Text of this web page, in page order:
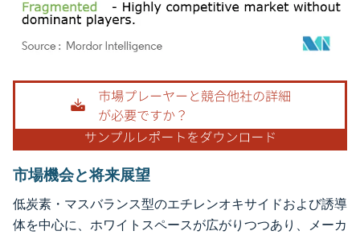
画像 © Mordor Intelligence。再利用にはCC BY 4.0の表示が必要です。
市場機会と将来展望
低炭素・マスバランス型のエチレンオキサイドおよび誘導
体を中心に、ホワイトスペースが広がりつつあり、メーカ